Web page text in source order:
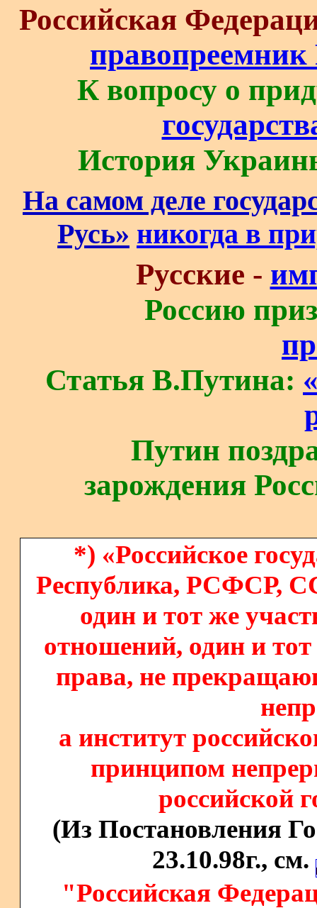
Российская
К вопросу о
История
На самом деле
Русь» никогда в
Русские -
Россию
Статья В.Путина:
Путин
зарождения
*) «Российское
Республика, РСФСР,
один и тот же
отношений, один и
права, не
а институт
принципом
российской
(Из Постановления
23.10.98г., см.
"Российская